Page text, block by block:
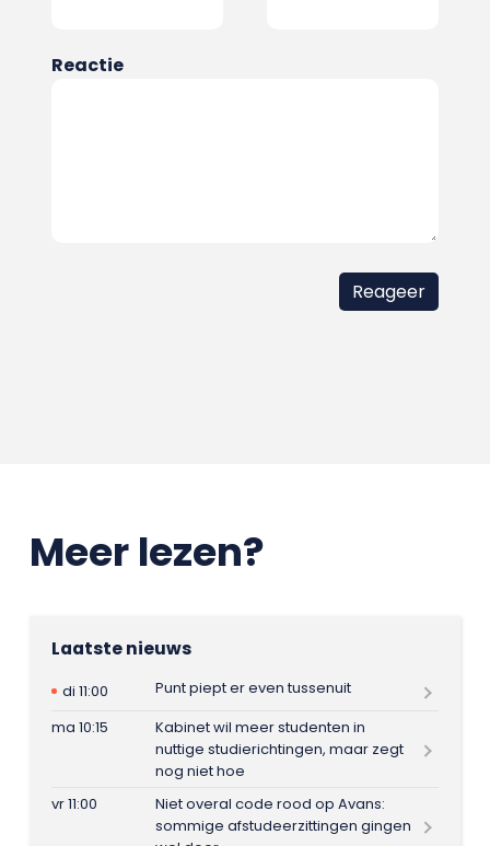
Reactie
Meer lezen?
Laatste nieuws
di 11:00
Punt piept er even tussenuit
ma 10:15
Kabinet wil meer studenten in
nuttige studierichtingen, maar zegt
nog niet hoe
vr 11:00
Niet overal code rood op Avans:
sommige afstudeerzittingen gingen